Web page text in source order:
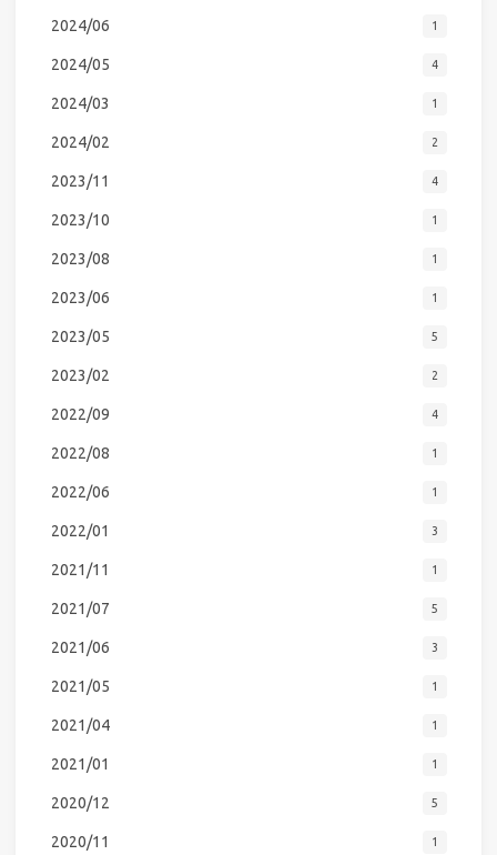
2024/06 1
2024/05 4
2024/03 1
2024/02 2
2023/11 4
2023/10 1
2023/08 1
2023/06 1
2023/05 5
2023/02 2
2022/09 4
2022/08 1
2022/06 1
2022/01 3
2021/11 1
2021/07 5
2021/06 3
2021/05 1
2021/04 1
2021/01 1
2020/12 5
2020/11 1